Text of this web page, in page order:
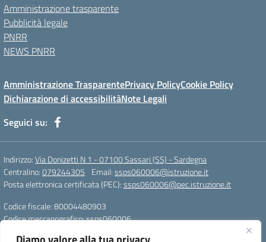
Amministrazione trasparente
Pubblicità legale
PNRR
NEWS PNRR
Amministrazione TrasparentePrivacy PolicyCookie Policy
Dichiarazione di accessibilitàNote Legali
Seguici su:
Indirizzo:Via Donizetti N 1 - 07100 Sassari (SS) - Sardegna
Centralino:079244305 Email:ssps060006@istruzione.it
Posta elettronica certificata (PEC):ssps060006@pec.istruzione.it
Codice fiscale: 80004480903
Codice meccanografico:ssps060006